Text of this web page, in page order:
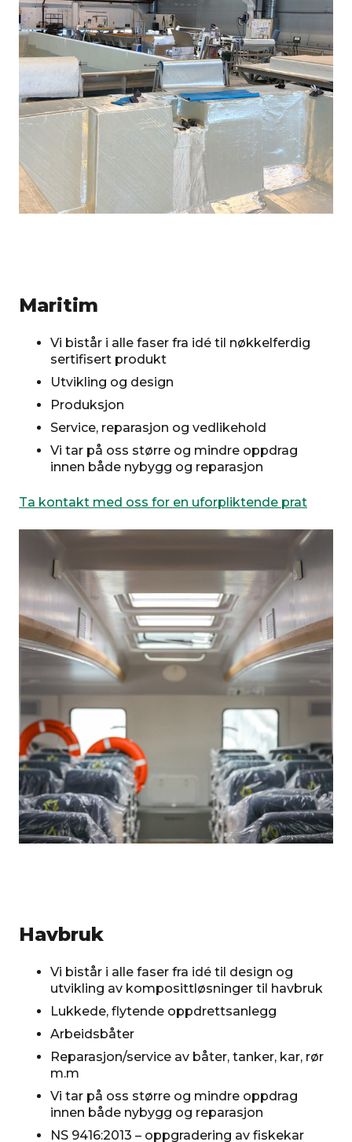
Maritim
Vi bistår i alle faser fra idé til nøkkelferdig
sertifisert produkt
Utvikling og design
Produksjon
Service, reparasjon og vedlikehold
Vi tar på oss større og mindre oppdrag
innen både nybygg og reparasjon
Ta kontakt med oss for en uforpliktende prat
Havbruk
Vi bistår i alle faser fra idé til design og
utvikling av komposittløsninger til havbruk
Lukkede, flytende oppdrettsanlegg
Arbeidsbåter
Reparasjon/service av båter, tanker, kar, rør
m.m
Vi tar på oss større og mindre oppdrag
innen både nybygg og reparasjon
NS 9416:2013 – oppgradering av fiskekar